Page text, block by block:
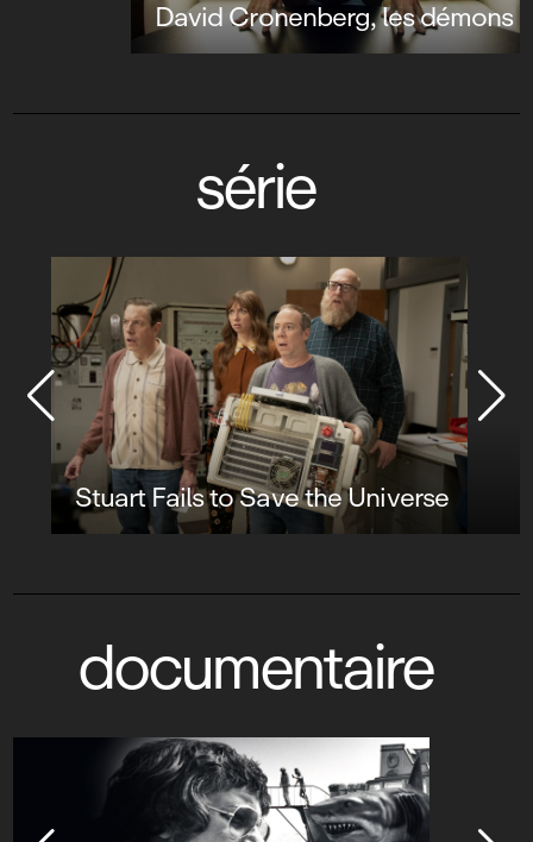
David Cronenberg, les démons intérieurs
série
Stuart Fails to Save the Universe
documentaire